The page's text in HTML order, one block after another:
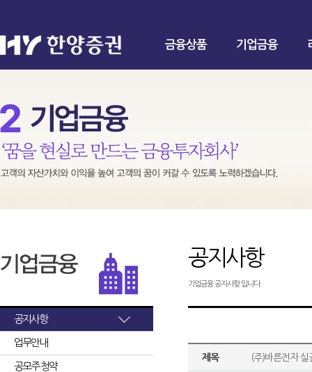
금융상품 기업금융
공지사항
업무안내
공모주 청약
공지사항
기업금융 공지사항 입니다.
제목 (주)바른전자 실